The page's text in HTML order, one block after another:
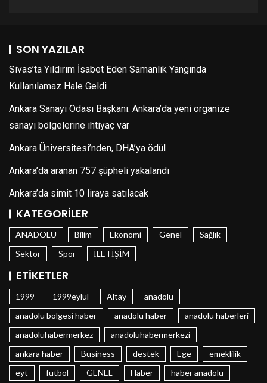
SON YAZILAR
Sivas’ta Yıldırım İsabet Eden Samanlık Yangında
Kullanılamaz Hale Geldi
Ankara Sanayi Odası Başkanı: Ankara’da yeni organize
sanayi bölgelerine ihtiyaç var
Ankara Üniversitesi’nden, DHA’ya ödül
Ankara’da aranan 757 şüpheli yakalandı
Ankara’da simit 10 liraya satılacak
KATEGORILER
ANADOLU Bilim Ekonomi Genel
Sağlık
Sektör
Spor İLETİŞİM
ETIKETLER
1999 1999eylül Altay
anadolu
anadolu bölgesi haber
anadolu haber
anadolu haberleri
anadoluhabermerkez
anadoluhabermerkezi
ankara haber
Business destek Ege
emeklilik
eyt
futbol GENEL Haber haber anadolu